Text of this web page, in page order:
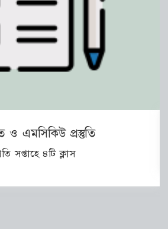
ও এমসিকিউ প্রস্তুতি
সপ্তাহে ৪টি ক্লাস